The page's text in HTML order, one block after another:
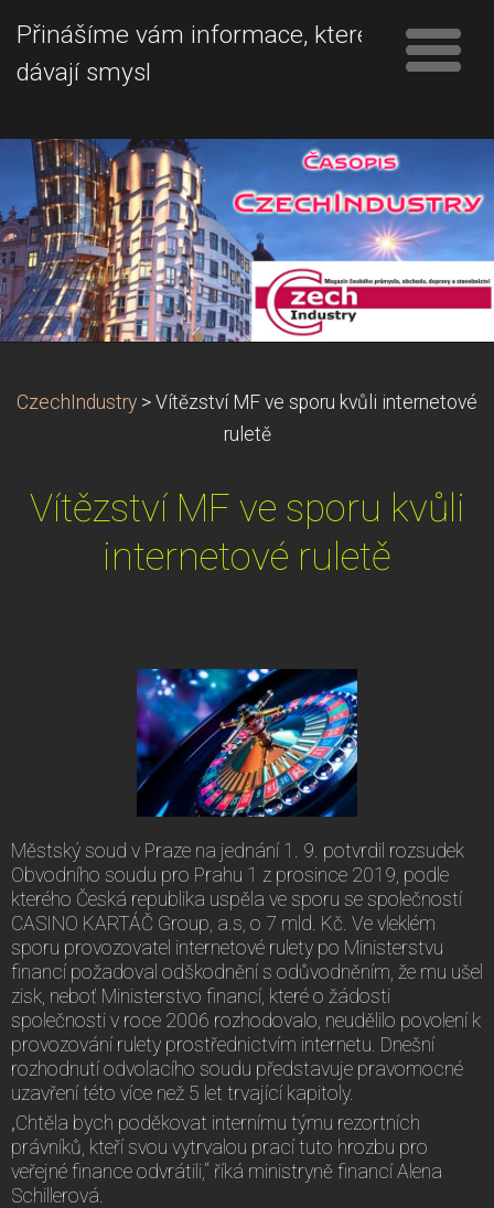
Přinášíme vám informace, které
dávají smysl
CzechIndustry > Vítězství MF ve sporu kvůli internetové
ruletě
Vítězství MF ve sporu kvůli
internetové ruletě
Městský soud v Praze na jednání 1. 9. potvrdil rozsudek
Obvodního soudu pro Prahu 1 z prosince 2019, podle
kterého Česká republika uspěla ve sporu se společností
CASINO KARTÁČ Group, a.s, o 7 mld. Kč. Ve vleklém
sporu provozovatel internetové rulety po Ministerstvu
financí požadoval odškodnění s odůvodněním, že mu ušel
zisk, neboť Ministerstvo financí, které o žádosti
společnosti v roce 2006 rozhodovalo, neudělilo povolení k
provozování rulety prostřednictvím internetu. Dnešní
rozhodnutí odvolacího soudu představuje pravomocné
uzavření této více než 5 let trvající kapitoly.
„Chtěla bych poděkovat internímu týmu rezortních
právníků, kteří svou vytrvalou prací tuto hrozbu pro
veřejné finance odvrátili,“ říká ministryně financí Alena
Schillerová.